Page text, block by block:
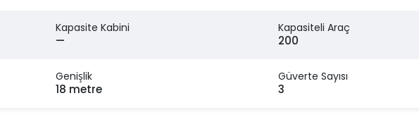
Kapasite Kabini
—
Kapasiteli Araç
200
Genişlik
18 metre
Güverte Sayısı
3